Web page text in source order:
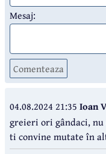
Mesaj:
Comenteaza
04.08.2024 21:35 Ioan
greieri ori gândaci, nu
ti convine mutate în